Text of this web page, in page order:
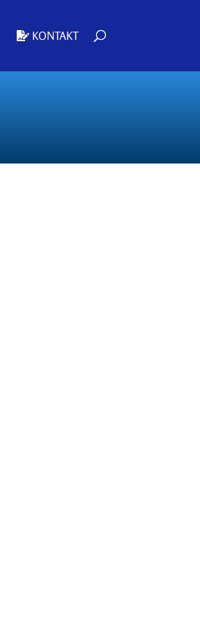
KONTAKT